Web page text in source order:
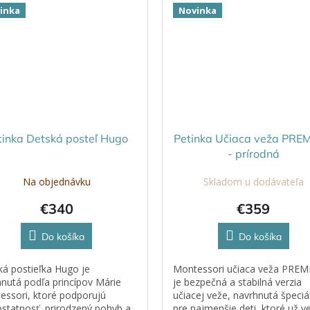
Detská posteľ Hugo
Na objednávku
€340
Do košíka
postieľka Hugo je
podľa princípov Márie
ktoré podporujú
Novinka
Petinka Učiaca veža
- prírodná
Skladom u dodávateľa
€359
Do košíka
Montessori učiaca veža
je bezpečná a stabilná verzia
učiacej veže, navrhnutá